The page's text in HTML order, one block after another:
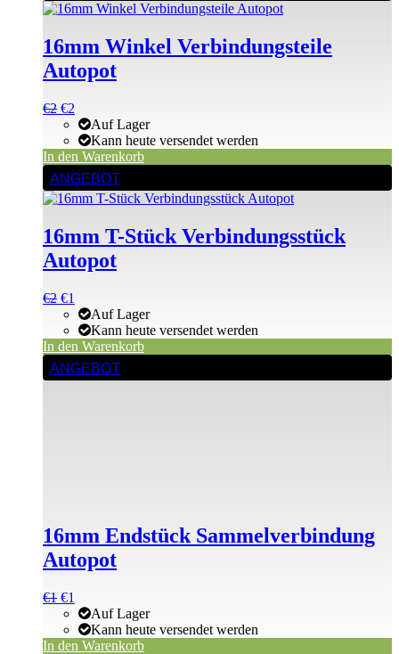
16mm Winkel Verbindungsteile
Autopot
Ursprünglicher
Preis
war:
€2
€2Aktueller
Preis
ist:
€2.
€2
Auf Lager
Kann heute versendet werden
In den Warenkorb
ANGEBOT
16mm T-Stück Verbindungsstück
Autopot
Ursprünglicher
Preis
war:
€2
€2Aktueller
Preis
ist:
€2.
€1
Auf Lager
Kann heute versendet werden
In den Warenkorb
ANGEBOT
16mm Endstück Sammelverbindung
Autopot
Ursprünglicher
Preis
war:
€1
€1Aktueller
Preis
ist:
€1.
€1
Auf Lager
Kann heute versendet werden
In den Warenkorb